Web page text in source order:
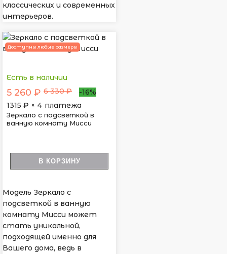
классических и современных
интерьеров.
Доступны любые размеры
Есть в наличии
5 260 ₽ 6 330 ₽
-16%
1315 ₽ × 4 платежа
Зеркало с подсветкой в
ванную комнату Мисси
В КОРЗИНУ
Модель Зеркало с
подсветкой в ванную
комнату Мисси может
стать уникальной,
подходящей именно для
Вашего дома, ведь в